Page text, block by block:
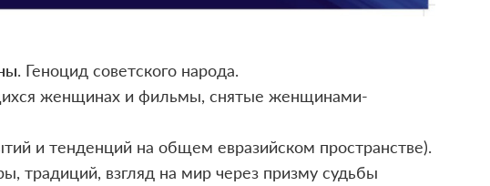
. Геноцид советского народа.
женщинах и фильмы, снятые женщинами-
и тенденций на общем евразийском пространстве).
традиций, взгляд на мир через призму судьбы